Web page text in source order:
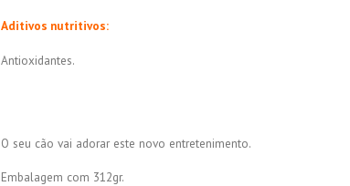
Aditivos nutritivos:
Antioxidantes.
O seu cão vai adorar este novo entretenimento.
Embalagem com 312gr.